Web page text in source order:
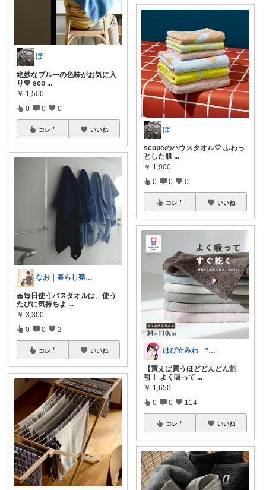
ぽ
絶妙なブルーの色味がお気に入
り💙 sco ...
￥ 1,500
0 0 0
コレ いいね
なお｜暮らし整えROOM｜犬もいます🐕
🧺毎日使うバスタオルは、使う
たびに気持ちよ ...
￥ 3,300
0 0 2
コレ いいね
ぽ
scopeのハウスタオル🤍 ふわっ
とした肌 ...
￥ 1,900
0 0 0
コレ いいね
はぴ☆みわ *美容と健康・時短＆キッズ*
【買えば買うほどどんどん割
引！ よく吸って ...
￥ 1,650
0 0 114
コレ いいね